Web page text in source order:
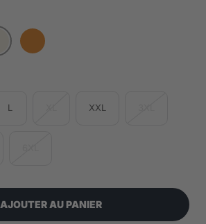
L XXL
AJOUTER AU PANIER